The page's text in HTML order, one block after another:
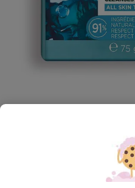
Feste
Beseitigt